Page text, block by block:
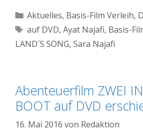
Kategorien
Aktuelles, Basis-Film Verleih,
Schlagwörter
auf DVD, Ayat Najafi, Basis-
LAND´S SONG, Sara Najafi
Abenteuerfilm ZWEI
BOOT auf DVD
16. Mai 2016 von Redaktion